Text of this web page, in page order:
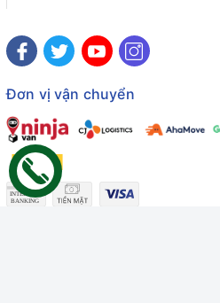
Đơn vị vận chuyển